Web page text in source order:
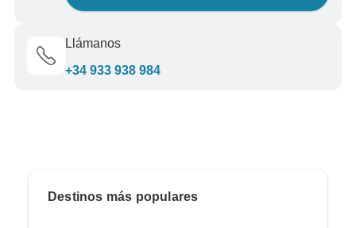
Llámanos
+34 933 938 984
Destinos más populares